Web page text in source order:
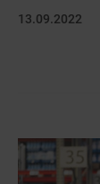
13.09.2022